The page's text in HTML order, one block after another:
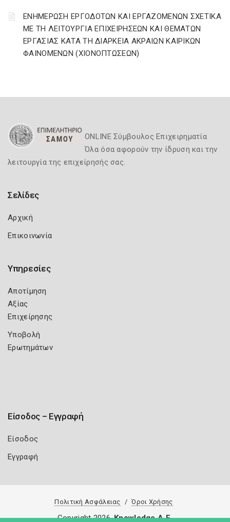
ΕΝΗΜΕΡΩΣΗ ΕΡΓΟΔΟΤΩΝ ΚΑΙ ΕΡΓΑΖΟΜΕΝΩΝ ΣΧΕΤΙΚΑ
ΜΕ ΤΗ ΛΕΙΤΟΥΡΓΙΑ ΕΠΙΧΕΙΡΗΣΕΩΝ ΚΑΙ ΘΕΜΑΤΩΝ
ΕΡΓΑΣΙΑΣ ΚΑΤΑ ΤΗ ΔΙΑΡΚΕΙΑ ΑΚΡΑΙΩΝ ΚΑΙΡΙΚΩΝ
ΦΑΙΝΟΜΕΝΩΝ (ΧΙΟΝΟΠΤΩΣΕΩΝ)
ONLINE Σύμβουλος Επιχειρηματία
Όλα όσα αφορούν την ίδρυση και την
λειτουργία της επιχείρησής σας.
Σελίδες
Αρχική
Επικοινωνία
Υπηρεσίες
Αποτίμηση
Αξίας
Επιχείρησης
Υποβολή
Ερωτημάτων
Είσοδος – Εγγραφή
Είσοδος
Εγγραφή
Πολιτική Ασφάλειας Όροι Χρήσης
Copyright 2026 Knowledge A.E.